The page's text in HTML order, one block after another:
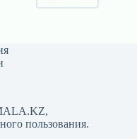
пользования.